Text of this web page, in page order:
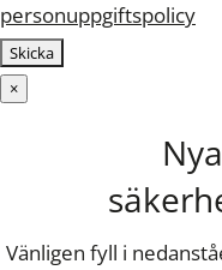
personuppgiftspolicy
×
Vänligen fyll i